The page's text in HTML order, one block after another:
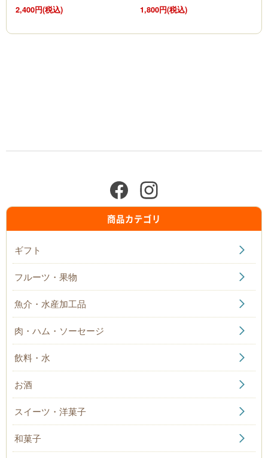
2,400円(税込) 1,800円(税込)
商品カテゴリ
ギフト
フルーツ・果物
魚介・水産加工品
肉・ハム・ソーセージ
飲料・水
お酒
スイーツ・洋菓子
和菓子